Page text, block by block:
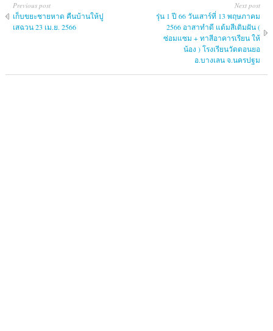
Previous post
เก็บขยะชายหาด คืนบ้านให้ปู
เสฉวน 23 เม.ย. 2566
Next post
รุ่น 1 ปี 66 วันเสาร์ที่ 13 พฤษภาคม
2566 อาสาทำดี แต้มสีเติมฝัน (
ซ่อมแซม + ทาสีอาคารเรียน ให้
น้อง ) โรงเรียนวัดดอนยอ
อ.บางเลน จ.นครปฐม